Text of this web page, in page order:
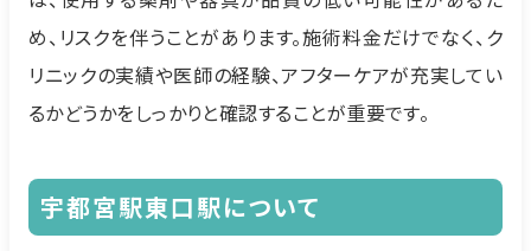
め、リスクを伴うことがあります。施術料金だけでなく、ク
リニックの実績や医師の経験、アフターケアが充実してい
るかどうかをしっかりと確認することが重要です。
宇都宮駅東口駅について